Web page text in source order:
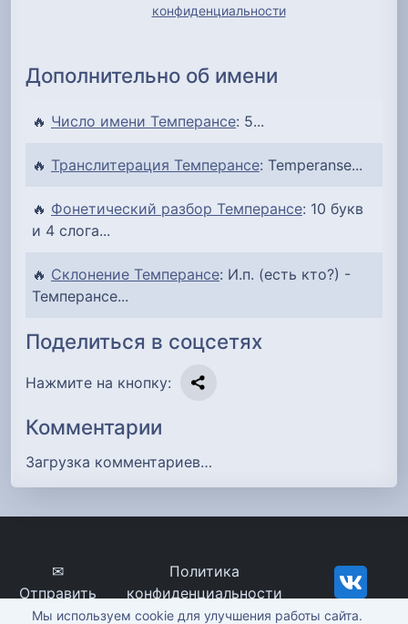
конфиденциальности
Дополнительно об имени
🔥 Число имени Темперансе: 5...
🔥 Транслитерация Темперансе: Temperanse...
🔥 Фонетический разбор Темперансе: 10 букв
и 4 слога...
🔥 Склонение Темперансе: И.п. (есть кто?) -
Темперансе...
Поделиться в соцсетях
Нажмите на кнопку:
Комментарии
Загрузка комментариев…
✉
Отправить
сообщение
Политика
конфиденциальности
imena-znachenie.ru, ©
Мы используем cookie для улучшения работы сайта.